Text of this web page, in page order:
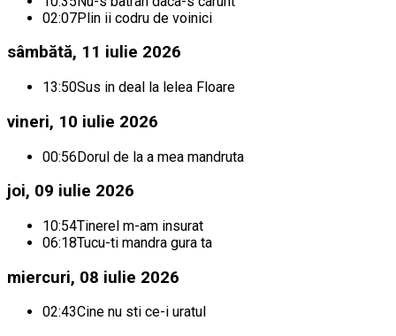
02:07Plin ii codru de voinici
sâmbătă, 11 iulie 2026
13:50Sus in deal la lelea Floare
vineri, 10 iulie 2026
00:56Dorul de la a mea mandruta
joi, 09 iulie 2026
10:54Tinerel m-am insurat
06:18Tucu-ti mandra gura ta
miercuri, 08 iulie 2026
02:43Cine nu sti ce-i uratul